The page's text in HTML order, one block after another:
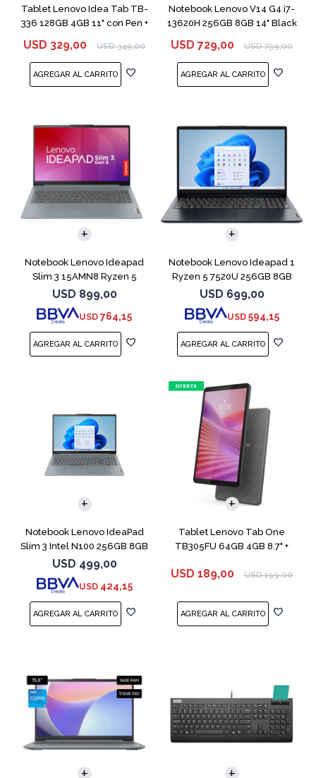
Tablet Lenovo Idea Tab TB-
336 128GB 4GB 11" con Pen +
USD 329,00 USD 349,00
Notebook Lenovo V14 G4 i7-
13620H 256GB 8GB 14" Black
USD 729,00 USD 759,00
Notebook Lenovo Ideapad
Slim 3 15AMN8 Ryzen 5
7520U 512 16GB
USD 899,00
USD 764,15
Notebook Lenovo Ideapad 1
Ryzen 5 7520U 256GB 8GB
Abyss Blue
USD 699,00
USD 594,15
Notebook Lenovo IdeaPad
Slim 3 Intel N100 256GB 8GB
USD 499,00
USD 424,15
Tablet Lenovo Tab One
TB305FU 64GB 4GB 8.7" +
USD 189,00 USD 199,00
COMPARAR